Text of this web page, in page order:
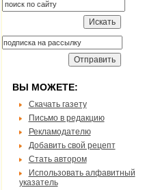
ВЫ МОЖЕТЕ:
Скачать газету
Письмо в редакцию
Рекламодателю
Добавить свой рецепт
Стать автором
Использовать алфавитный
указатель